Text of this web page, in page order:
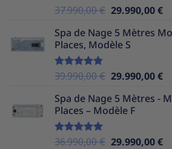
Note5.00
37.990,00€ Le
initial
était :
29.990,00€Le
Spa de Nage 5 Mètres
Places, Modèle S
Note5.00
39.990,00€ Le
initial
était :
29.990,00€Le
Spa de Nage 5 Mètres -
Places – Modèle F
Note5.00
36.990,00€ Le
29.990,00€Le